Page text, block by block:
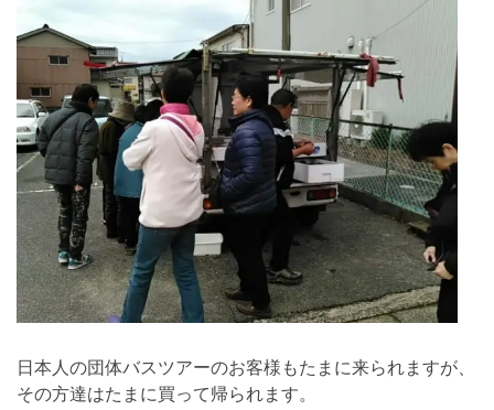
日本人の団体バスツアーのお客様もたまに来られますが、
その方達はたまに買って帰られます。